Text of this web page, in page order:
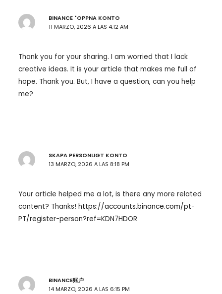
BINANCE "OPPNA KONTO
11 MARZO, 2026 A LAS 4:12 AM
Thank you for your sharing. I am worried that I lack
creative ideas. It is your article that makes me full of
hope. Thank you. But, I have a question, can you help
me?
SKAPA PERSONLIGT KONTO
13 MARZO, 2026 A LAS 8:18 PM
Your article helped me a lot, is there any more related
content? Thanks! https://accounts.binance.com/pt-
PT/register-person?ref=KDN7HDOR
BINANCE账户
14 MARZO, 2026 A LAS 6:15 PM